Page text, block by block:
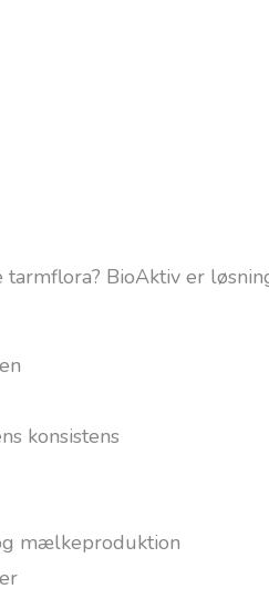
BioAktiv er
konsistens
mælkeproduktion